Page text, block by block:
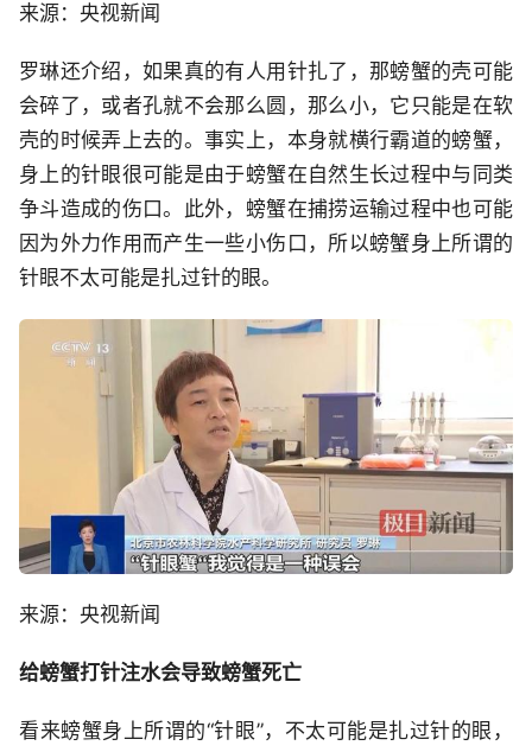
来源：央视新闻
罗琳还介绍，如果真的有人用针扎了，那螃蟹的壳可能
会碎了，或者孔就不会那么圆，那么小，它只能是在软
壳的时候弄上去的。事实上，本身就横行霸道的螃蟹，
身上的针眼很可能是由于螃蟹在自然生长过程中与同类
争斗造成的伤口。此外，螃蟹在捕捞运输过程中也可能
因为外力作用而产生一些小伤口，所以螃蟹身上所谓的
针眼不太可能是扎过针的眼。
来源：央视新闻
给螃蟹打针注水会导致螃蟹死亡
看来螃蟹身上所谓的“针眼”，不太可能是扎过针的眼，